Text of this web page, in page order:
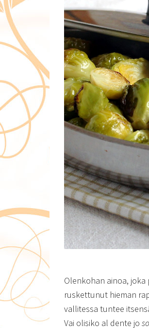
Olenkohan ainoa,
ruskettunut hieman
vallitessa tuntee
Vai olisiko al dente jo